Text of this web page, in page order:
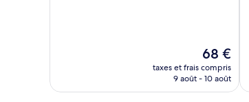
Le
nouveau
prix
68 €
taxes et frais compris
9 août - 10 août